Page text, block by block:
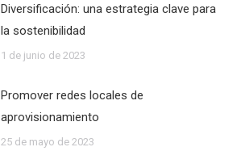
Diversificación: una estrategia clave para
la sostenibilidad
1 de junio de 2023
Promover redes locales de
aprovisionamiento
25 de mayo de 2023